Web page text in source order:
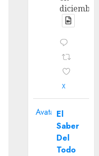
X
Avatar El
Saber
Del
Todo